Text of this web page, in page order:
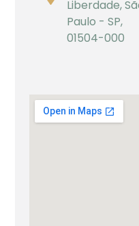
Liberdade,
Paulo - SP,
01504-000